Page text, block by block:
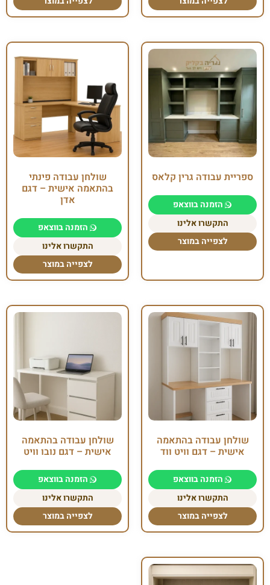
ספריית עבודה גרין קלאס
הזמנה בווצאפ
התקשרו אלינו
לצפייה במוצר
שולחן עבודה פינתי
בהתאמה אישית – דגם
אדן
הזמנה בווצאפ
התקשרו אלינו
לצפייה במוצר
שולחן עבודה בהתאמה
אישית – דגם וויט ווד
הזמנה בווצאפ
התקשרו אלינו
לצפייה במוצר
שולחן עבודה בהתאמה
אישית – דגם נובו וויט
הזמנה בווצאפ
התקשרו אלינו
לצפייה במוצר